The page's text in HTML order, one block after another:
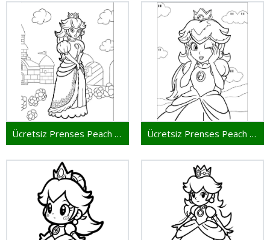
Ücretsiz Prenses Peach Yazdırmak İçin Ücretsiz Prenses Peach Yazdırılabilir